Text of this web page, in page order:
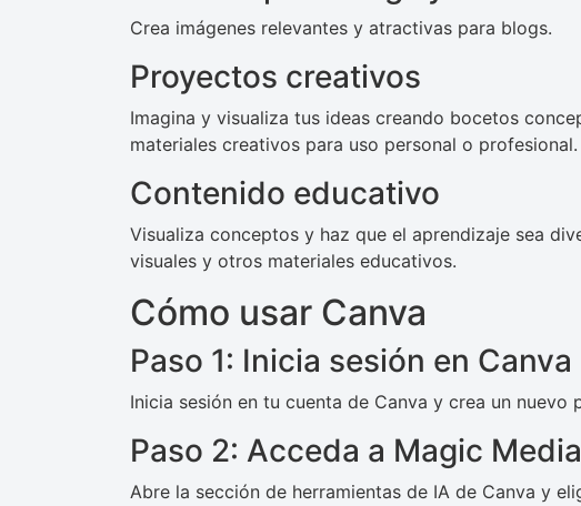
Crea imágenes relevantes y atractivas para blogs.
Proyectos creativos
Imagina y visualiza tus ideas creando bocetos
materiales creativos para uso personal o profesional.
Contenido educativo
Visualiza conceptos y haz que el aprendizaje sea
visuales y otros materiales educativos.
Cómo usar Canva
Paso 1: Inicia sesión en Canva
Inicia sesión en tu cuenta de Canva y crea un nuevo
Paso 2: Acceda a Magic
Abre la sección de herramientas de IA de Canva y